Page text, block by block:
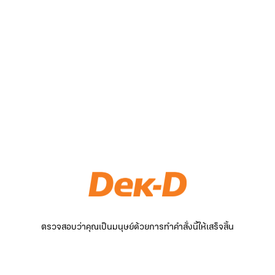
ตรวจสอบว่าคุณเป็นมนุษย์ด้วยการทำคำสั่งนี้ให้เสร็จสิ้น